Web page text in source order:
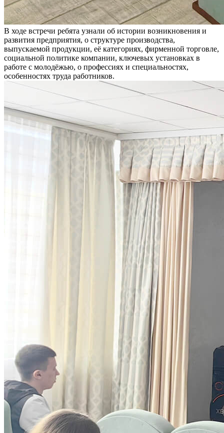
В ходе встречи ребята узнали об истории возникновения и
развития предприятия, о структуре производства,
выпускаемой продукции, её категориях, фирменной торговле,
социальной политике компании, ключевых установках в
работе с молодёжью, о профессиях и специальностях,
особенностях труда работников.